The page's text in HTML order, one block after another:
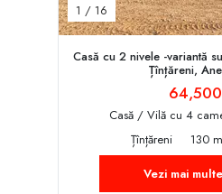
1 / 16
Casă cu 2 nivele -variantă
Țînțăreni,
Casă / Vilă cu 4
Țînțăreni
130
Vezi mai